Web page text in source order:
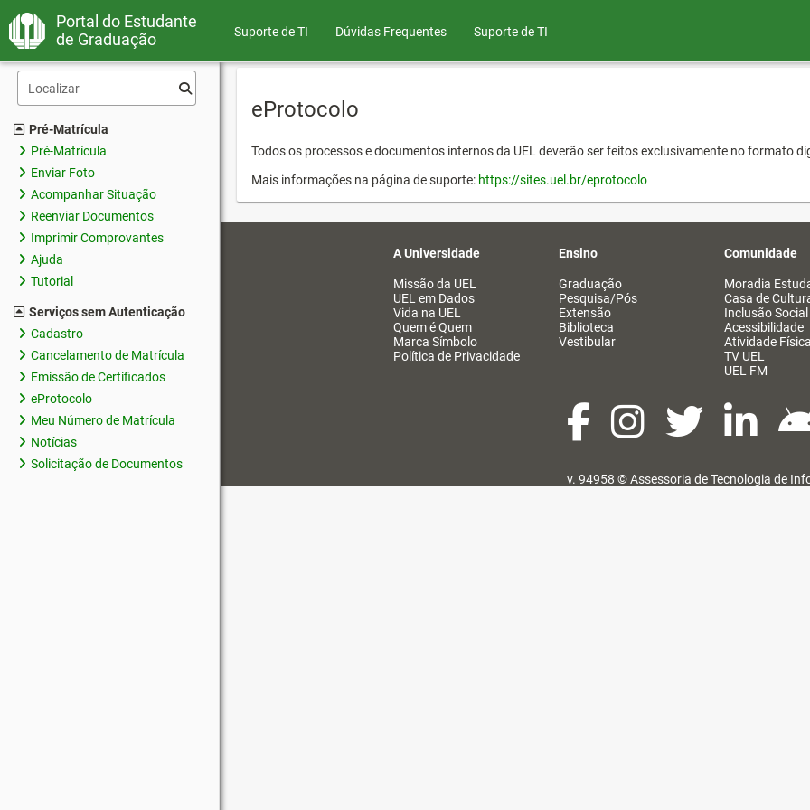
Portal do Estudante
de Graduação
Suporte de TI Dúvidas Frequentes Suporte de TI
Pré-Matrícula
Pré-Matrícula
Enviar Foto
Acompanhar Situação
Reenviar Documentos
Imprimir Comprovantes
Ajuda
Tutorial
Serviços sem Autenticação
Cadastro
Cancelamento de Matrícula
Emissão de Certificados
eProtocolo
Meu Número de Matrícula
Notícias
Solicitação de Documentos
eProtocolo
Todos os processos e documentos internos da UEL deverão ser feitos exclusivamente no formato
Mais informações na página de suporte: https://sites.uel.br/eprotocolo
A Universidade
Missão da UEL
UEL em Dados
Vida na UEL
Quem é Quem
Marca Símbolo
Política de Privacidade
Ensino
Graduação
Pesquisa/Pós
Extensão
Biblioteca
Vestibular
Comunidade
Moradia
Casa de
Inclusão Social
Acessibilidade
Atividade Física
TV UEL
UEL FM
v. 94958 ©Assessoria de Tecnologia de